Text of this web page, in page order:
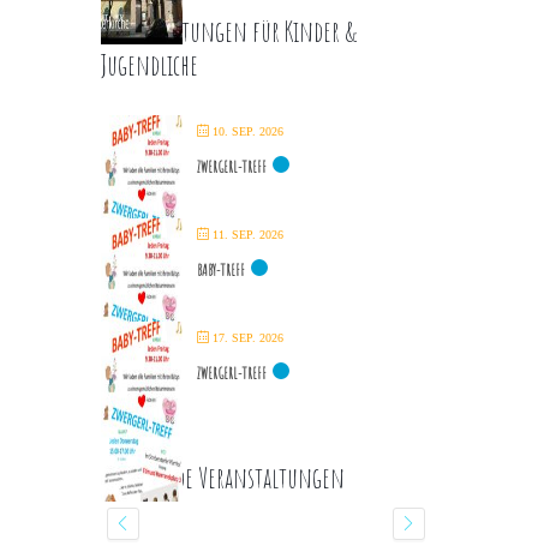
Veranstaltungen für Kinder &
Jugendliche
10. SEP. 2026
ZWERGERL-TREFF
11. SEP. 2026
BABY-TREFF
17. SEP. 2026
ZWERGERL-TREFF
Kommende Veranstaltungen